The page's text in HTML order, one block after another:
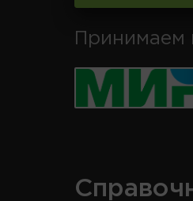
Принимаем